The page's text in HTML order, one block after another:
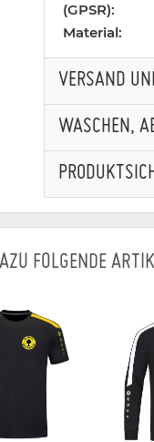
(GPSR):
Material:
VERSAND
WASCHEN,
FOLGENDE